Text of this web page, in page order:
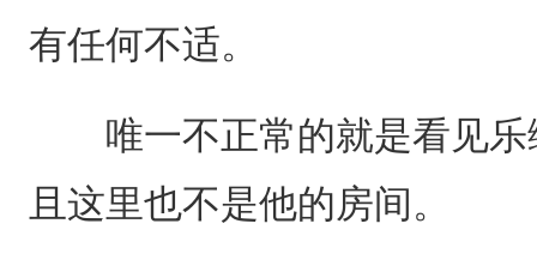
有任何不适。
唯一不正常的就是看见乐
且这里也不是他的房间。